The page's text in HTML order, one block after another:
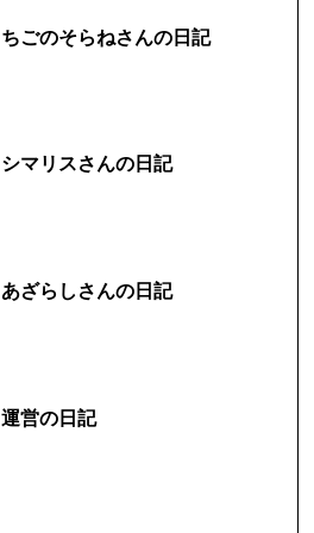
ちごのそらねさんの日記
シマリスさんの日記
あざらしさんの日記
運営の日記